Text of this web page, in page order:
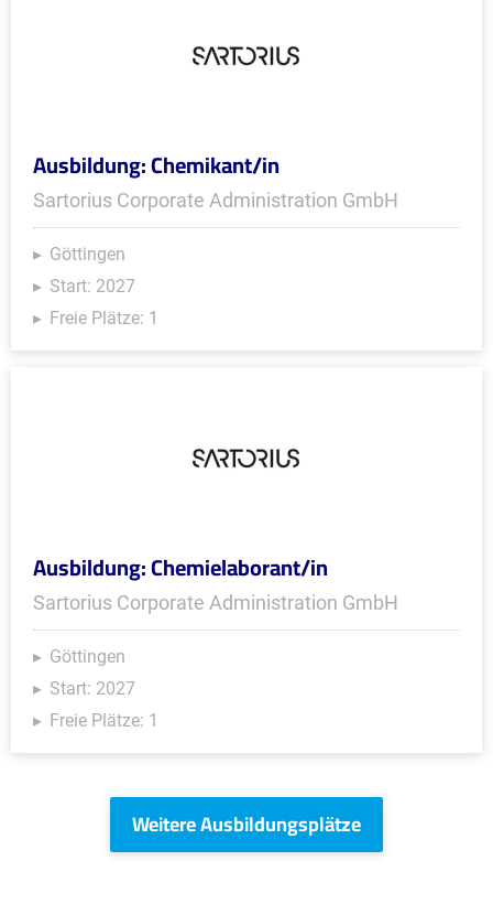
Ausbildung: Chemikant/in
Sartorius Corporate Administration GmbH
Göttingen
Start: 2027
Freie Plätze: 1
Ausbildung: Chemielaborant/in
Sartorius Corporate Administration GmbH
Göttingen
Start: 2027
Freie Plätze: 1
Weitere Ausbildungsplätze